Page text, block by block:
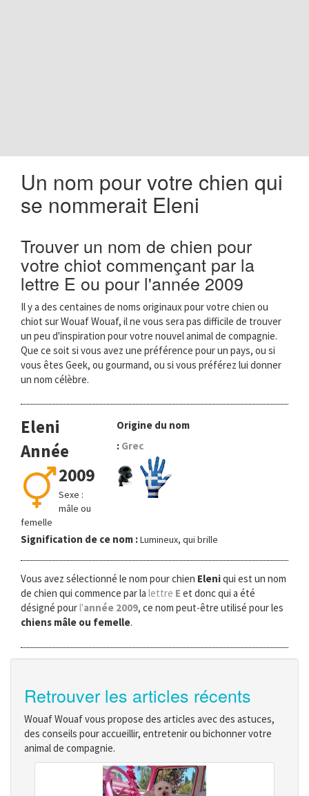
Un nom pour votre chien qui
se nommerait Eleni
Trouver un nom de chien pour
votre chiot commençant par la
lettre E ou pour l'année 2009
Il y a des centaines de noms originaux pour votre chien ou
chiot sur Wouaf Wouaf, il ne vous sera pas difficile de trouver
un peu d'inspiration pour votre nouvel animal de compagnie.
Que ce soit si vous avez une préférence pour un pays, ou si
vous êtes Geek, ou gourmand, ou si vous préférez lui donner
un nom célèbre.
Eleni
Année
2009
Sexe :
mâle ou
femelle
Origine du nom
: Grec
Signification de ce nom :Lumineux, qui brille
Vous avez sélectionné le nom pour chien Eleniqui est un nom
de chien qui commence par la lettre E et donc qui a été
désigné pourl'année 2009, ce nom peut-être utilisé pour les
chiens mâle ou femelle.
Retrouver les articles récents
Wouaf Wouaf vous propose des articles avec des astuces,
des conseils pour accueillir, entretenir ou bichonner votre
animal de compagnie.